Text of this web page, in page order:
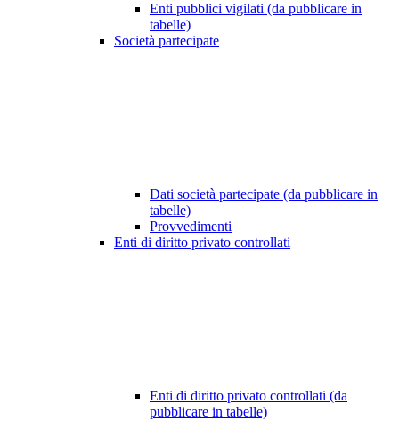
Enti pubblici vigilati (da pubblicare in
tabelle)
Società partecipate
Dati società partecipate (da pubblicare in
tabelle)
Provvedimenti
Enti di diritto privato controllati
Enti di diritto privato controllati (da
pubblicare in tabelle)